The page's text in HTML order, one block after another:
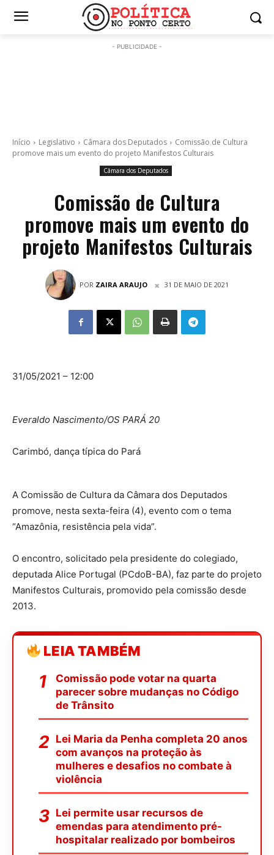
- PUBLICIDADE -
Início Legislativo Câmara dos Deputados
Comissão de Cultura
promove mais um evento do projeto Manifestos Culturais
Câmara dos Deputados
Comissão de Cultura
promove mais um evento do
projeto Manifestos Culturais
POR ZAIRA ARAUJO 31 DE MAIO DE 2021
31/05/2021 – 12:00
Everaldo Nascimento/OS PARÁ 20
Carimbó, dança típica do Pará
A Comissão de Cultura da Câmara dos Deputados
promove, nesta sexta-feira (4), evento com o tema
“Amazônia, resistência pela vida”.
O encontro, solicitado pela presidente do colegiado,
deputada Alice Portugal (PCdoB-BA), faz parte do projeto
Manifestos Culturais, promovido pela comissão desde
2013.
LEIA TAMBÉM
Comissão pode votar na quarta
parecer sobre mudanças no Código
de Trânsito
Lei Maria da Penha completa 20 anos
com avanços na proteção às
mulheres e desafios no combate à
violência
Lei permite usar recursos de
emendas para atendimento pré-
hospitalar realizado por bombeiros